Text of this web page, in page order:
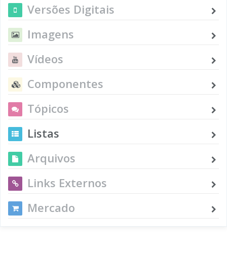
Versões Digitais
Imagens
Vídeos
Componentes
Tópicos
Listas
Arquivos
Links Externos
Mercado